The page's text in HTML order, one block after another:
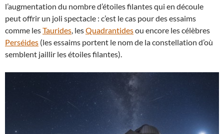
l’augmentation du nombre d’étoiles filantes qui en découle
peut offrir un joli spectacle : c’est le cas pour des essaims
comme lesTaurides, lesQuadrantidesou encore les célèbres
Perséides (les essaims portent le nom de la constellation d’où
semblent jaillir les étoiles filantes).